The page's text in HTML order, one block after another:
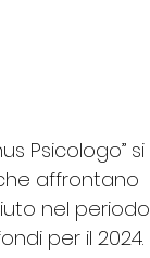
Psicologo” si
affrontano
nel periodo
per il 2024.